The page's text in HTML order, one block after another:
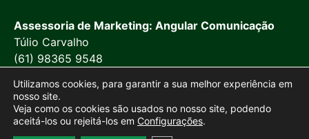
Assessoria de Marketing: Angular Comunicação
Túlio Carvalho
(61) 98365 9548
Utilizamos cookies, para garantir a sua melhor experiência em
nosso site.
Veja como os cookies são usados no nosso site, podendo
aceitá-los ou rejeitá-los em Configurações.